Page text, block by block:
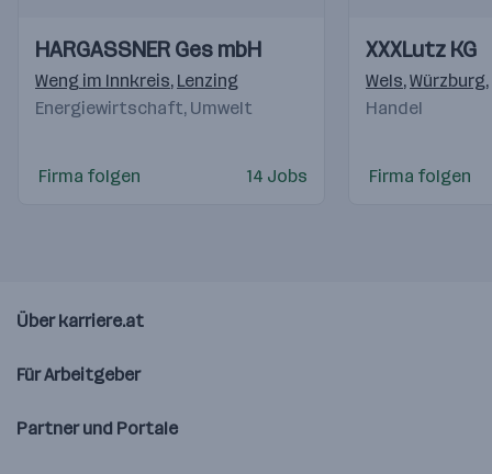
Videos
Einblicke
Einblicke
HARGASSNER Ges mbH
Weng im Innkreis, Lenzing
Energiewirtschaft, Umwelt
Firma folgen 14 Jobs
Videos
Einblicke
Einblicke
XXXLutz KG
Wels,Würzburg,
Handel
Firma folgen
Über karriere.at
Für Arbeitgeber
Partner und Portale